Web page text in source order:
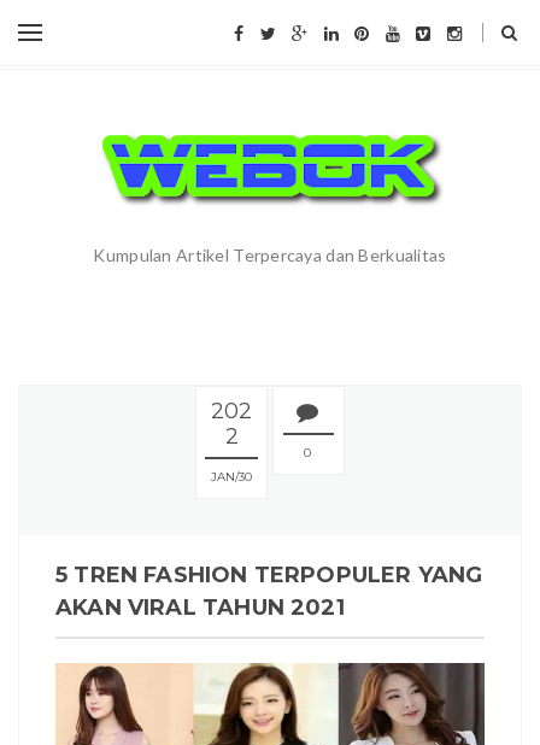
Kumpulan Artikel Terpercaya dan Berkualitas
202
2
JAN 30
0
5 TREN FASHION TERPOPULER YANG
AKAN VIRAL TAHUN 2021